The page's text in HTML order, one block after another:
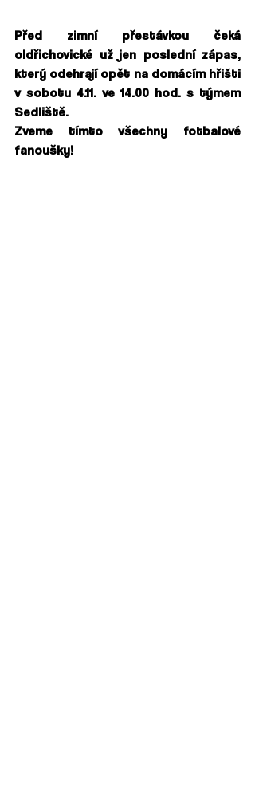
Před zimní přestávkou čeká
oldřichovické už jen poslední zápas,
který odehrají opět na domácím hřišti
v sobotu 4.11. ve 14.00 hod. s týmem
Sedliště.
Zveme tímto všechny fotbalové
fanoušky!